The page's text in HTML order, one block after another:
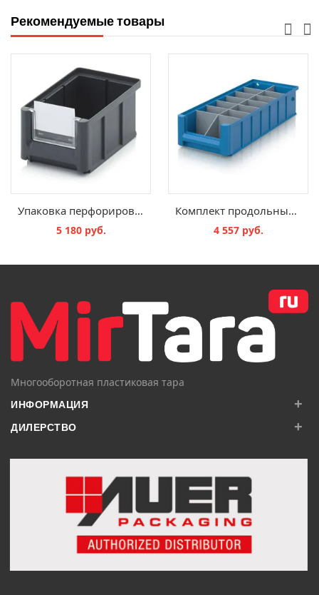
Рекомендуемые товары
Упаковка перфорированных этикеток SK, PE SK 2
5 180 руб.
Комплект продольных и поперечных перегородок RK, RK GEF 41509
4 557 руб.
Многооборотная пластиковая тара
ИНФОРМАЦИЯ +
ДИЛЕРСТВО +